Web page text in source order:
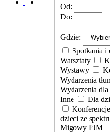
Od:
Do:
Gdzie:
Spotkania i
Warsztaty
Wystawy
Wydarzenia
Wydarzenia
Inne
Dla
dzieci ze
Migowy PJM